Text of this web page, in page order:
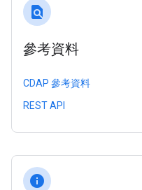
find_in_page
參考資料
CDAP 參考資料
REST API
info